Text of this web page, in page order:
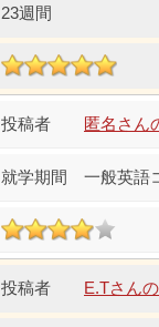
23週間
匿名さん
一般英語
E.Tさん